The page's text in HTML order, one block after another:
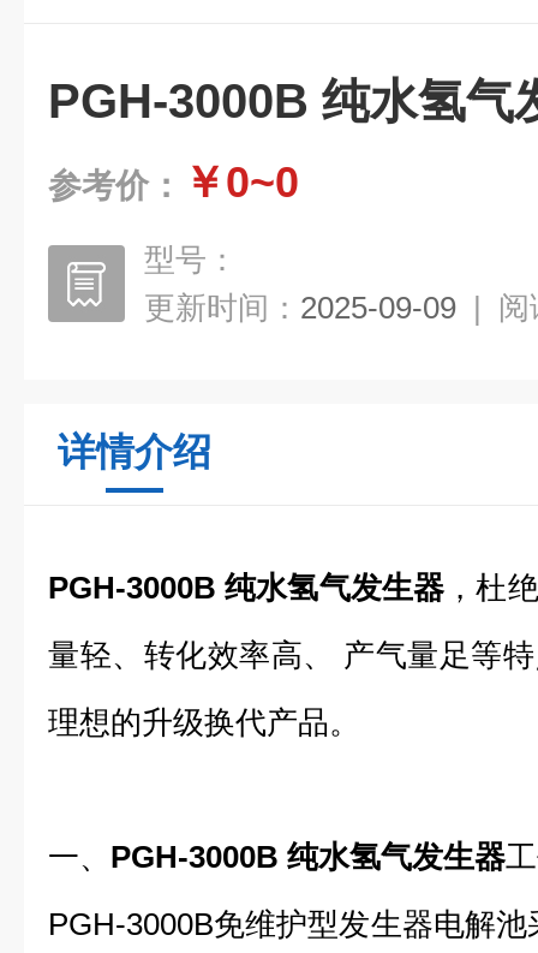
PGH-3000B 纯水氢气
参考价： ￥0~0
型号：
更新时间： 2025-09-09 | 阅
详情介绍
PGH-3000B 纯水氢气发生器 ，杜
量轻、转化效率高、 产气量足等
理想的升级换代产品。
一、 PGH-3000B 纯水氢气发生器
PGH-3000B免维护型发生器电解